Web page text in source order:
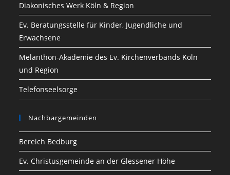
Diakonisches Werk Köln & Region
Ev. Beratungsstelle für Kinder, Jugendliche und
Erwachsene
Melanthon-Akademie des Ev. Kirchenverbands Köln
und Region
Telefonseelsorge
Nachbargemeinden
Bereich Bedburg
Ev. Christusgemeinde an der Glessener Höhe